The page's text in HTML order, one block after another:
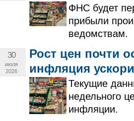
ФНС будет
прибыли
ведомствам.
30
июля
2026
Рост цен почти
инфляция
Текущие
недельного
инфляции.